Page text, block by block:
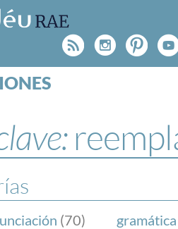
Rss
BLOG
(70) gramática